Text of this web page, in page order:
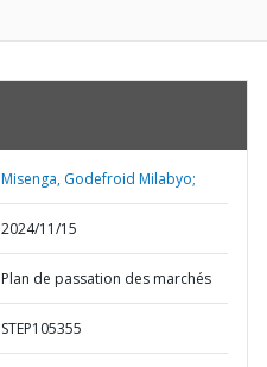
Misenga, Godefroid Milabyo;
2024/11/15
Plan de passation des marchés
STEP105355